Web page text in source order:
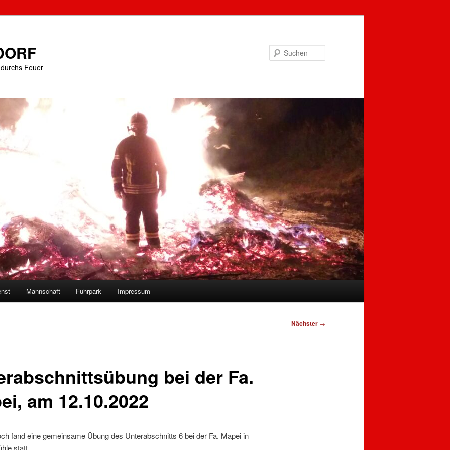
Feuer
Mannschaft Fuhrpark Impressum
Nächster →
bei der Fa.
am 12.10.2022
fand eine gemeinsame Übung des Unterabschnitts 6 bei der Fa. Mapei in
statt.